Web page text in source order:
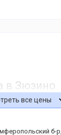
в Зюзино
все цены
б-р,